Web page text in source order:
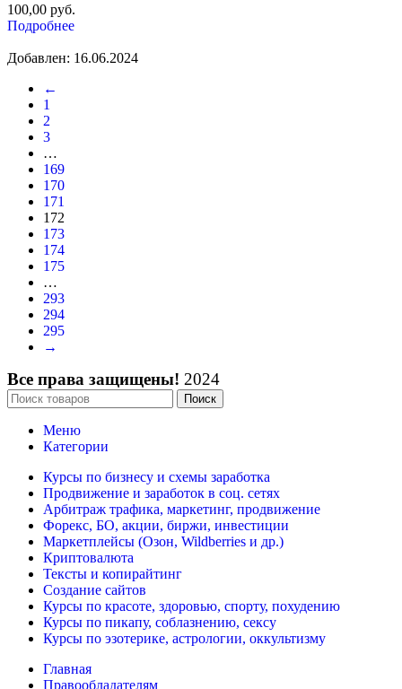
100,00 руб.
Подробнее
Добавлен: 16.06.2024
←
1
2
3
…
169
170
171
172
173
174
175
…
293
294
295
→
Все права защищены! 2024
Поиск
Меню
Категории
Курсы по бизнесу и схемы заработка
Продвижение и заработок в соц. сетях
Арбитраж трафика, маркетинг, продвижение
Форекс, БО, акции, биржи, инвестиции
Маркетплейсы (Озон, Wildberries и др.)
Криптовалюта
Тексты и копирайтинг
Создание сайтов
Курсы по красоте, здоровью, спорту, похудению
Курсы по пикапу, соблазнению, сексу
Курсы по эзотерике, астрологии, оккультизму
Главная
Правообладателям